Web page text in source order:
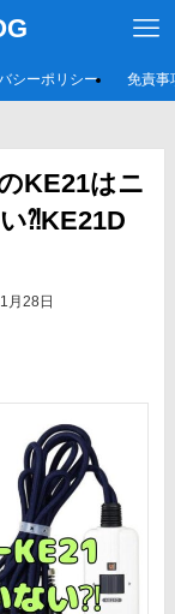
シーポリシー 免責事
KE21はニ
⁈KE21D
月28日